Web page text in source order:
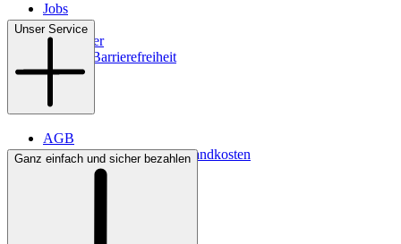
Jobs
Filialen
Newsletter
Digitale Barrierefreiheit
Unser Service
AGB
Lieferbedingungen & Versandkosten
Bezahlung
Ganz einfach und sicher bezahlen